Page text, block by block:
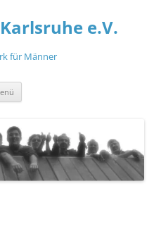
e.V.
für Männer